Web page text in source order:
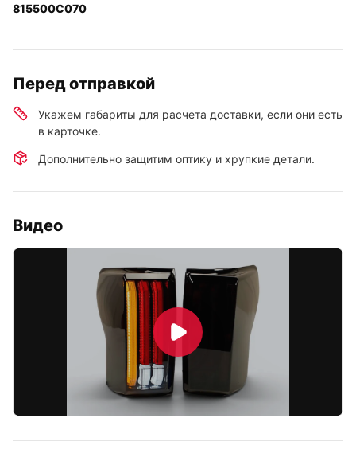
815500C070
Перед отправкой
Укажем габариты для расчета доставки, если они есть
в карточке.
Дополнительно защитим оптику и хрупкие детали.
Видео